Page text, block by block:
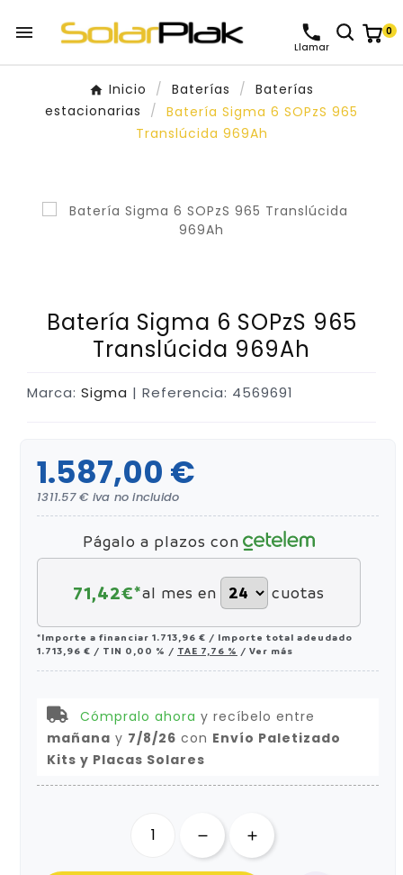

Llamar
0
Inicio Baterías
Baterías
estacionarias
Batería Sigma 6 SOPzS 965
Translúcida 969Ah
Batería Sigma 6 SOPzS 965
Translúcida 969Ah
Marca: Sigma | Referencia: 4569691
1.587,00 €
1311.57 € iva no incluido
Págalo a plazos con
71,42€*al mes en cuotas
*Importe a financiar 1.713,96 € / Importe total adeudado
1.713,96 € / TIN 0,00 % / TAE 7,76 % / Ver más
Cómpralo ahora y recíbelo entre
mañana y 7/8/26 con Envío Paletizado
Kits y Placas Solares